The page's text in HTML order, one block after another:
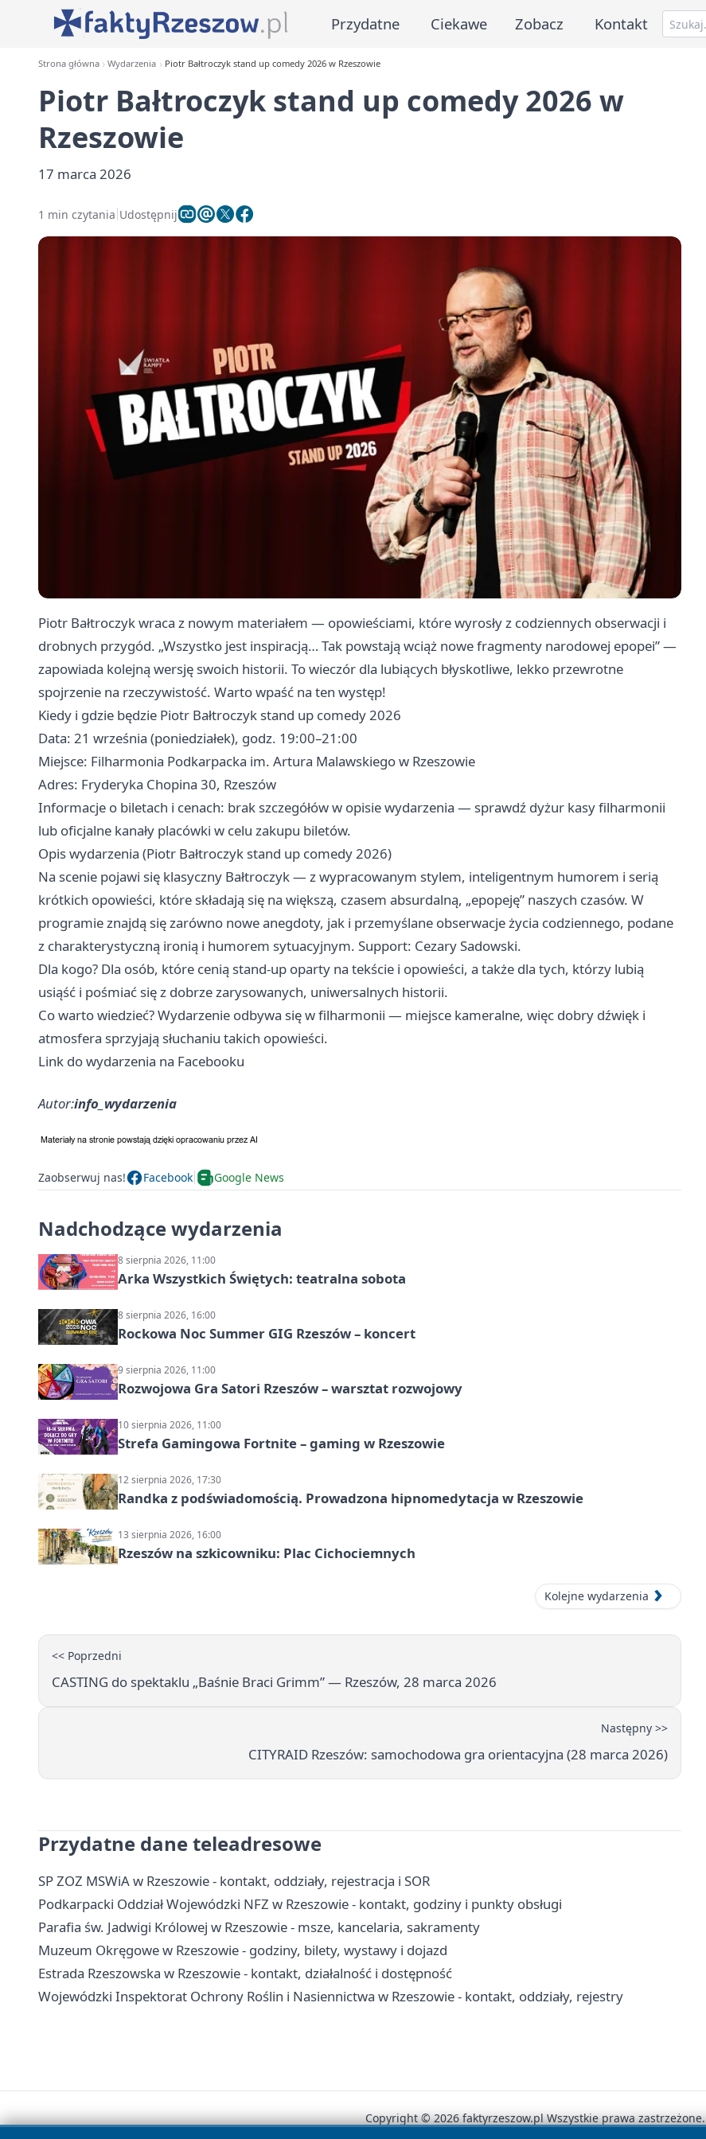
Przydatne Ciekawe Zobacz Kontakt
Strona główna Wydarzenia Piotr Bałtroczyk stand up comedy 2026 w Rzeszowie
Piotr Bałtroczyk stand up comedy 2026 w
Rzeszowie
17 marca 2026
1 min czytania Udostępnij
Piotr Bałtroczyk wraca z nowym materiałem — opowieściami, które wyrosły z codziennych obserwacji i
drobnych przygód. „Wszystko jest inspiracją… Tak powstają wciąż nowe fragmenty narodowej epopei” —
zapowiada kolejną wersję swoich historii. To wieczór dla lubiących błyskotliwe, lekko przewrotne
spojrzenie na rzeczywistość. Warto wpaść na ten występ!
Kiedy i gdzie będzie Piotr Bałtroczyk stand up comedy 2026
Data: 21 września (poniedziałek), godz. 19:00–21:00
Miejsce: Filharmonia Podkarpacka im. Artura Malawskiego w Rzeszowie
Adres: Fryderyka Chopina 30, Rzeszów
Informacje o biletach i cenach: brak szczegółów w opisie wydarzenia — sprawdź dyżur kasy filharmonii
lub oficjalne kanały placówki w celu zakupu biletów.
Opis wydarzenia (Piotr Bałtroczyk stand up comedy 2026)
Na scenie pojawi się klasyczny Bałtroczyk — z wypracowanym stylem, inteligentnym humorem i serią
krótkich opowieści, które składają się na większą, czasem absurdalną, „epopeję” naszych czasów. W
programie znajdą się zarówno nowe anegdoty, jak i przemyślane obserwacje życia codziennego, podane
z charakterystyczną ironią i humorem sytuacyjnym. Support: Cezary Sadowski.
Dla kogo? Dla osób, które cenią stand-up oparty na tekście i opowieści, a także dla tych, którzy lubią
usiąść i pośmiać się z dobrze zarysowanych, uniwersalnych historii.
Co warto wiedzieć? Wydarzenie odbywa się w filharmonii — miejsce kameralne, więc dobry dźwięk i
atmosfera sprzyjają słuchaniu takich opowieści.
Link do wydarzenia na Facebooku
Autor:info_wydarzenia
Zaobserwuj nas! Facebook Google News
Nadchodzące wydarzenia
8 sierpnia 2026, 11:00
Arka Wszystkich Świętych: teatralna sobota
8 sierpnia 2026, 16:00
Rockowa Noc Summer GIG Rzeszów – koncert
9 sierpnia 2026, 11:00
Rozwojowa Gra Satori Rzeszów – warsztat rozwojowy
10 sierpnia 2026, 11:00
Strefa Gamingowa Fortnite – gaming w Rzeszowie
12 sierpnia 2026, 17:30
Randka z podświadomością. Prowadzona hipnomedytacja w Rzeszowie
13 sierpnia 2026, 16:00
Rzeszów na szkicowniku: Plac Cichociemnych
Kolejne wydarzenia
<< Poprzedni
CASTING do spektaklu „Baśnie Braci Grimm” — Rzeszów, 28 marca 2026
Następny >>
CITYRAID Rzeszów: samochodowa gra orientacyjna (28 marca 2026)
Przydatne dane teleadresowe
SP ZOZ MSWiA w Rzeszowie - kontakt, oddziały, rejestracja i SOR
Podkarpacki Oddział Wojewódzki NFZ w Rzeszowie - kontakt, godziny i punkty obsługi
Parafia św. Jadwigi Królowej w Rzeszowie - msze, kancelaria, sakramenty
Muzeum Okręgowe w Rzeszowie - godziny, bilety, wystawy i dojazd
Estrada Rzeszowska w Rzeszowie - kontakt, działalność i dostępność
Wojewódzki Inspektorat Ochrony Roślin i Nasiennictwa w Rzeszowie - kontakt, oddziały, rejestry
Copyright © 2026 faktyrzeszow.pl Wszystkie prawa zastrzeżone.